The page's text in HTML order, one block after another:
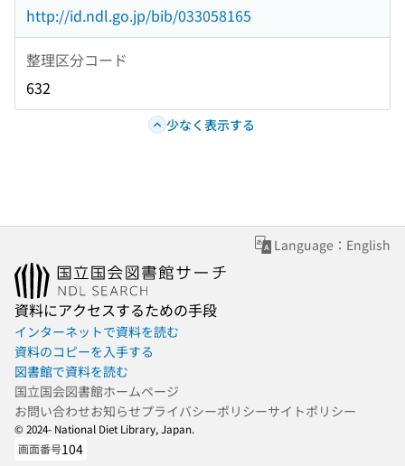
http://id.ndl.go.jp/bib/033058165
整理区分コード
632
少なく表示する
Language：English
資料にアクセスするための手段
インターネットで資料を読む
資料のコピーを入手する
図書館で資料を読む
国立国会図書館ホームページ
お問い合わせお知らせプライバシーポリシーサイトポリシー
© 2024- National Diet Library, Japan.
画面番号104